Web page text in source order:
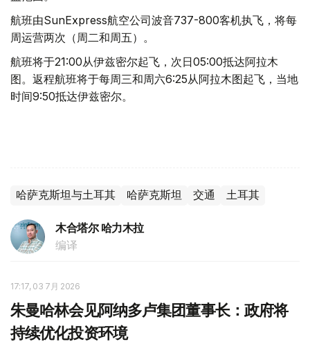
航班由SunExpress航空公司波音737-800客机执飞，将每
周运营两次（周二和周五）。
航班将于21:00从伊兹密尔起飞，次日05:00抵达阿拉木
图。返程航班将于每周三和周六6:25从阿拉木图起飞，当地
时间9:50抵达伊兹密尔。
哈萨克斯坦与土耳其 哈萨克斯坦 交通 土耳其
木合塔尔 哈力木拉
编译
17:17, 03 7月 2026
朱曼哈林会见阿纳多卢集团董事长：政府将
持续优化投资环境